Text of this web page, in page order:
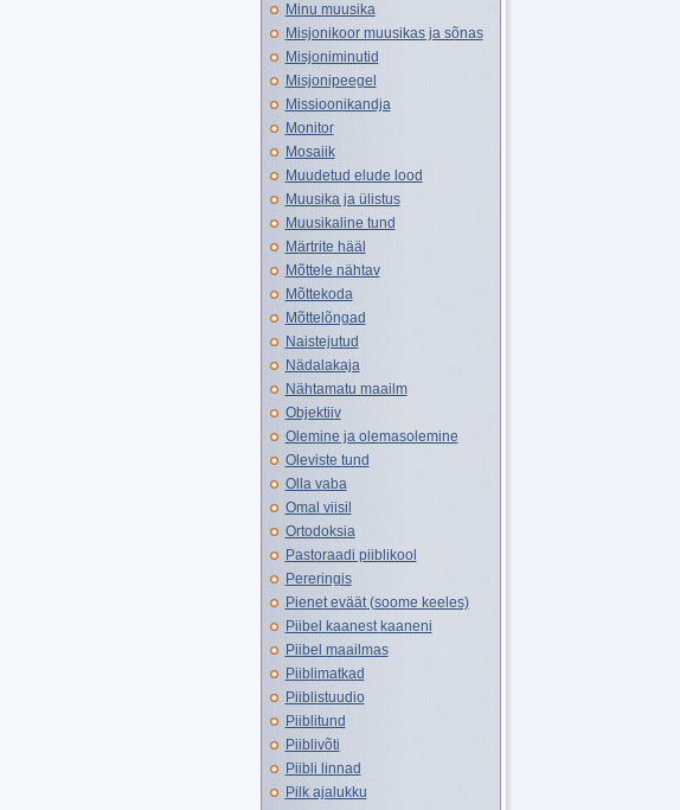
Minu muusika
Misjonikoor muusikas ja sõnas
Misjoniminutid
Misjonipeegel
Missioonikandja
Monitor
Mosaiik
Muudetud elude lood
Muusika ja ülistus
Muusikaline tund
Märtrite hääl
Mõttele nähtav
Mõttekoda
Mõttelõngad
Naistejutud
Nädalakaja
Nähtamatu maailm
Objektiiv
Olemine ja olemasolemine
Oleviste tund
Olla vaba
Omal viisil
Ortodoksia
Pastoraadi piiblikool
Pereringis
Pienet eväät (soome keeles)
Piibel kaanest kaaneni
Piibel maailmas
Piiblimatkad
Piiblistuudio
Piiblitund
Piiblivõti
Piibli linnad
Pilk ajalukku